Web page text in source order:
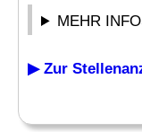
MEHR
▶ Zur